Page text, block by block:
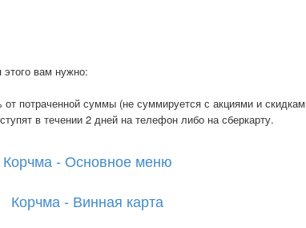
вам нужно:
потраченной суммы (не суммируется с акциями и
в течении 2 дней на телефон либо на сберкарту.
Корчма - Основное меню
Корчма - Винная карта